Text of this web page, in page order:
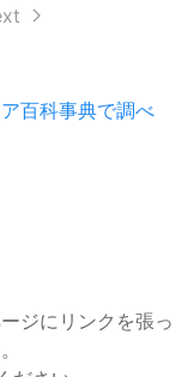
百科事典で調べ
ジにリンクを張っ